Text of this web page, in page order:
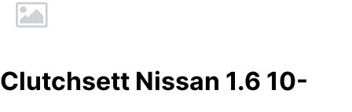
Clutchsett Nissan 1.6 10-